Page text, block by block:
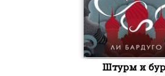
Штурм и